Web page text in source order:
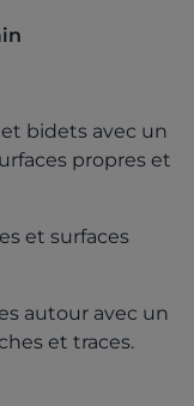
bidets avec un
propres et
et surfaces
autour avec un
et traces.